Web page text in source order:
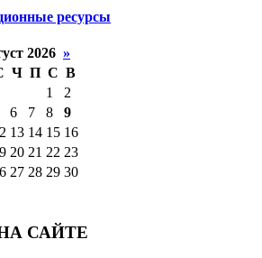
2026 »
Ч П С В
1
2
6 7 8
9
13 14 15 16
20 21 22 23
27 28 29 30
САЙТЕ